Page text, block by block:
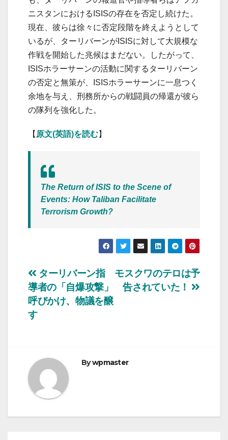
ニスタンにおけるISISの存在を否定し続けた。
現在、彼らは徐々に否定段階を終えようとして
いるが、ターリバーンがISISに対して大規模な
作戦を開始した兆候はまだない。したがって、
ISISホラーサーンの活動に関するターリバーン
の否定と無策が、ISISホラーサーンに一息つく
余地を与え、刑務所からの戦闘員の帰還が彼ら
の隊列を強化した。
【 原文(英語)を読む】
The Return of ISIS to the Scene of
Events: How Taliban Facilitate
Terrorism Growth?
投
稿
ナ
ゲ
ー
シ
モスクワのテロは予
告されていた！
ターリバーン指
導者の「自爆攻撃」
呼びかけ、物議を醸
す
Bywpmaster